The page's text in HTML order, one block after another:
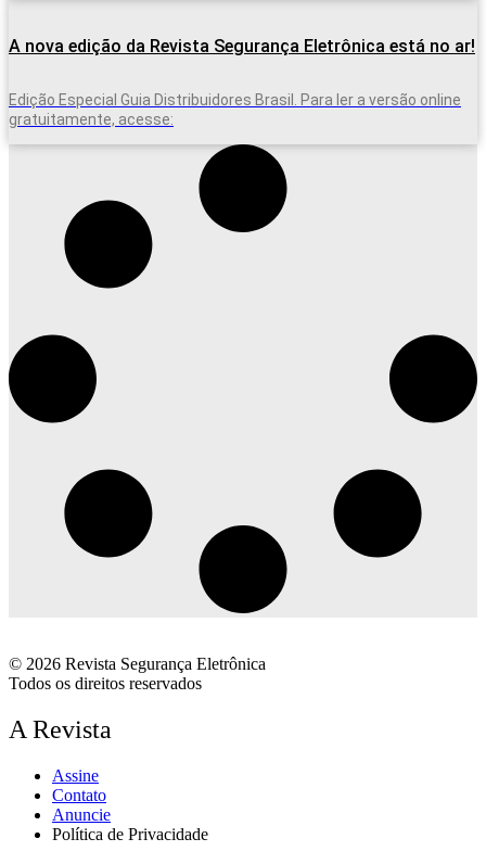
A nova edição da Revista Segurança Eletrônica está no ar!
Edição Especial Guia Distribuidores Brasil. Para ler a versão online
gratuitamente, acesse:
© 2026 Revista Segurança Eletrônica
Todos os direitos reservados
A Revista
Assine
Contato
Anuncie
Política de Privacidade